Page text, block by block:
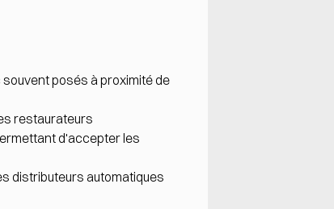
posés à proximité de
restaurateurs
d'accepter les
distributeurs automatiques